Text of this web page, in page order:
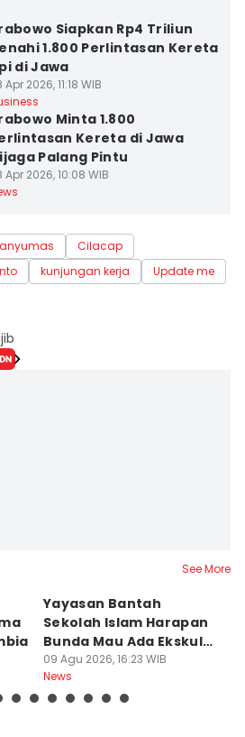
Siapkan Rp4 Triliun
1.800 Perlintasan Kereta
di Jawa
Apr 2026, 11:18 WIB
Minta 1.800
Kereta di Jawa
Palang Pintu
Apr 2026, 10:08 WIB
Cilacap
kunjungan kerja Update me
See More
Yayasan Bantah
Sekolah Islam Harapan
Bunda Mau Ada Ekskul
Menembak
09 Agu 2026, 16:23 WIB
News